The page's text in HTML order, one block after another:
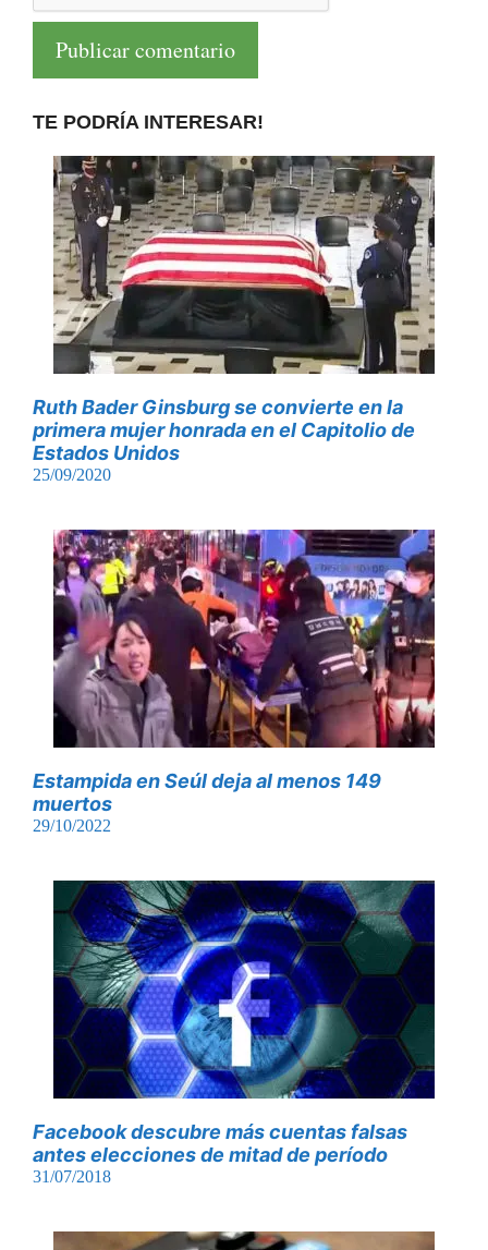
TE PODRÍA INTERESAR!
Ruth Bader Ginsburg se convierte en la
primera mujer honrada en el Capitolio de
Estados Unidos
25/09/2020
Estampida en Seúl deja al menos 149
muertos
29/10/2022
Facebook descubre más cuentas falsas
antes elecciones de mitad de período
31/07/2018